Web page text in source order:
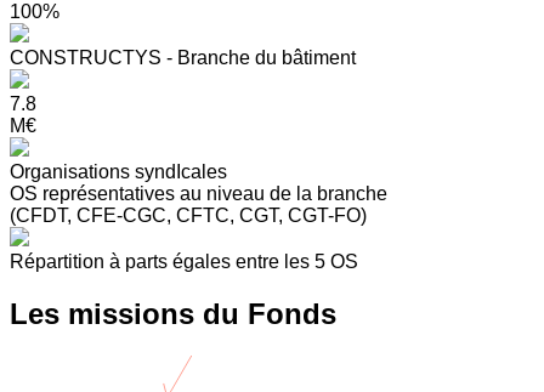
100%
CONSTRUCTYS - Branche du bâtiment
7.8
M€
Organisations syndIcales
OS représentatives au niveau de la branche
(CFDT, CFE-CGC, CFTC, CGT, CGT-FO)
Répartition à parts égales entre les 5 OS
Les missions du Fonds